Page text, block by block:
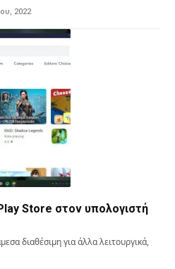
2022
Store στον υπολογιστή
διαθέσιμη για άλλα λειτουργικά,